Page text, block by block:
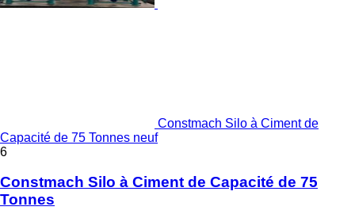
Constmach Silo à Ciment de
Capacité de 75 Tonnes neuf
6
Constmach Silo à Ciment de Capacité de 75
Tonnes